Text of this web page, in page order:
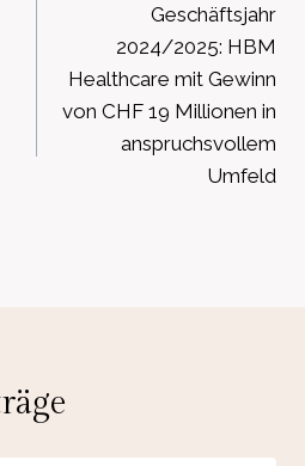
Geschäftsjahr
2024/2025: HBM
Healthcare mit Gewinn
von CHF 19 Millionen in
anspruchsvollem
Umfeld